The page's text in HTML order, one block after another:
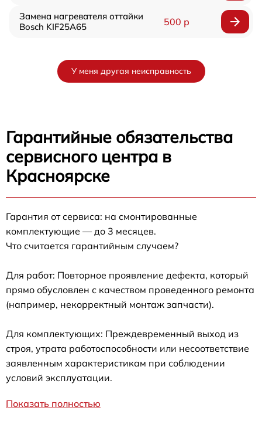
Замена нагревателя оттайки
Bosch KIF25A65
500 р
У меня другая неисправность
Гарантийные обязательства
сервисного центра в
Красноярске
Гарантия от сервиса: на смонтированные
комплектующие — до 3 месяцев.
Что считается гарантийным случаем?
Для работ: Повторное проявление дефекта, который
прямо обусловлен с качеством проведенного ремонта
(например, некорректный монтаж запчасти).
Для комплектующих: Преждевременный выход из
строя, утрата работоспособности или несоответствие
заявленным характеристикам при соблюдении
условий эксплуатации.
Показать полностью